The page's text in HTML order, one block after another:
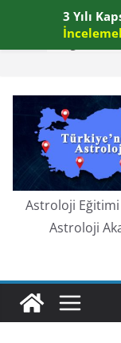
content
Astroloji
Astroloji
3 Yılı